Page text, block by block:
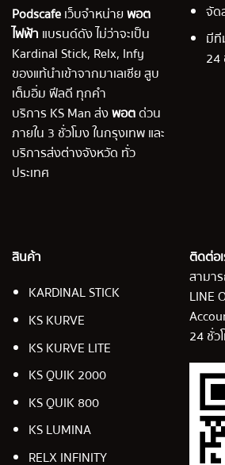
Podscafeเว็บจำหน่ายพอต
ไฟฟ้า แบรนด์ดัง ไม่ว่าจะเป็น
Kardinal Stick, Relx, Infy
ของแท้นำเข้าจากมาเลเซีย สูบ
เต็มอิ่ม ฟีลดี ทุกคำ
บริการ KS Man ส่งพอตด่วน
ภายใน 3 ชั่วโมง ในกรุงเทพ และ
บริการส่งต่างจังหวัด ทั่ว
ประเทศ
จัด
มีที
24
สินค้า
KARDINAL STICK
KS KURVE
KS KURVE LITE
KS QUIK 2000
KS QUIK 800
KS LUMINA
RELX INFINITY
ติดต่อ
สามา
LINE
24 ชั่ว